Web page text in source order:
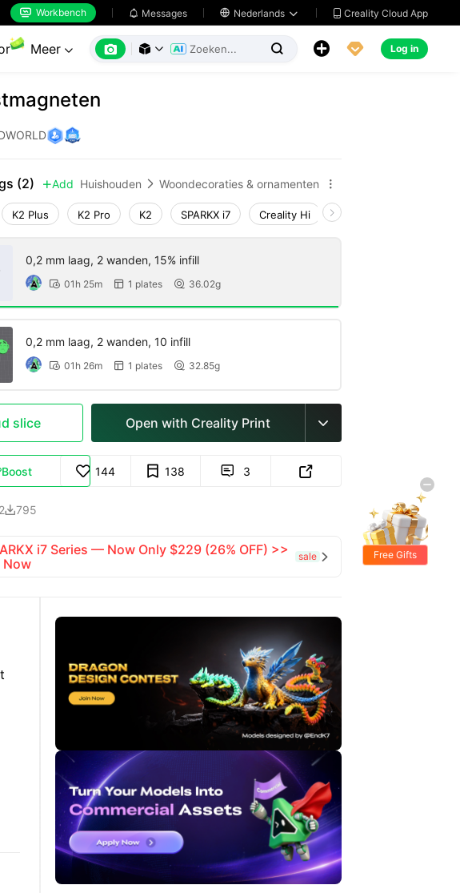
 Workbench  Messages  Nederlands   Creality Cloud App
Meer        Log in
(2) Add Huishouden  Woondecoraties & ornamenten 
K2 Plus K2 Pro K2 SPARKX i7 Creality Hi K1 Max 2025_CFS-C
0,2 mm laag, 2 wanden, 15% infill
 01h 25m  1 plates  36.02g
0,2 mm laag, 2 wanden, 10 infill
 01h 26m  1 plates  32.85g
slice Open with Creality Print 
Boost 144 138  3 
795
i7 Series — Now Only $229 (26% OFF) >>
Now
sale  Free Gifts